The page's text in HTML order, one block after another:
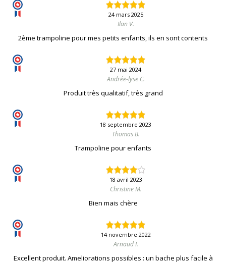
24 mars 2025
Ilan V.
2ème trampoline pour mes petits enfants, ils en sont contents
27 mai 2024
Andrée-lyse C.
Produit très qualitatif, très grand
18 septembre 2023
Thomas B.
Trampoline pour enfants
18 avril 2023
Christine M.
Bien mais chère
14 novembre 2022
Arnaud I.
Excellent produit. Ameliorations possibles : un bache plus facile à